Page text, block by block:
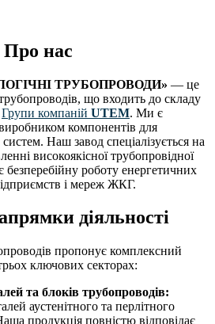
Про нас
ТРУБОПРОВОДИ» — це
що входить до складу
Групи компаній UTEM. Ми є
компонентів для
Наш завод спеціалізується на
високоякісної трубопровідної
безперебійну роботу енергетичних
і мереж ЖКГ.
діяльності
пропонує комплексний
ключових секторах:
та блоків трубопроводів:
аустенітного та перлітного
продукція повністю відповідає